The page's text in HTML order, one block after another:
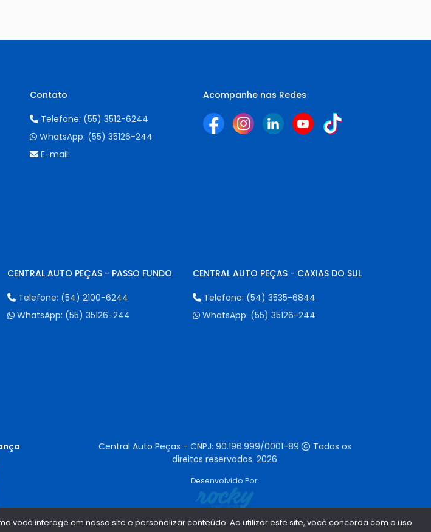
Contato
Telefone: (55) 3512-6244
WhatsApp: (55) 35126-244
E-mail:
Acompanhe nas Redes
CENTRAL AUTO PEÇAS - PASSO FUNDO
Telefone: (54) 2100-6244
WhatsApp: (55) 35126-244
CENTRAL AUTO PEÇAS - CAXIAS DO SUL
Telefone: (54) 3535-6844
WhatsApp: (55) 35126-244
Central Auto Peças - CNPJ: 90.196.999/0001-89
Todos os
direitos reservados. 2026
Desenvolvido Por:
interage em nosso site e personalizar conteúdo. Ao utilizar este site, você concorda com o uso